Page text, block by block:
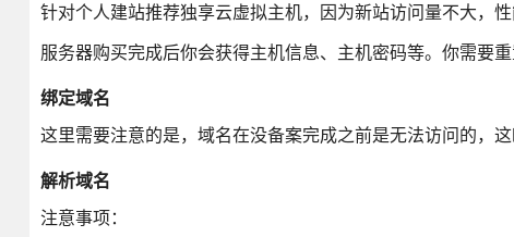
针对个人建站推荐独享云虚拟主机，因为新站访问量不大，性
服务器购买完成后你会获得主机信息、主机密码等。你需要重
绑定域名
这里需要注意的是，域名在没备案完成之前是无法访问的，
解析域名
注意事项：